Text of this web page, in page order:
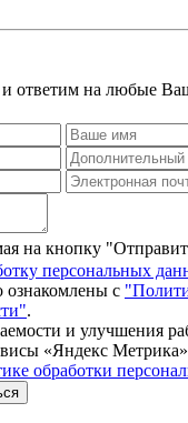
ответим на любые
на кнопку
персональных
ознакомлены с
.
и улучшения
«Яндекс
обработки